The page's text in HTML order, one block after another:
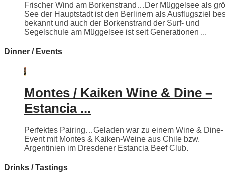
Frischer Wind am Borkenstrand…Der Müggelsee als
See der Hauptstadt ist den Berlinern als Ausflugsziel
bekannt und auch der Borkenstrand der Surf- und
Segelschule am Müggelsee ist seit Generationen ...
Dinner / Events
Montes / Kaiken Wine & Dine –
Estancia ...
Perfektes Pairing…Geladen war zu einem Wine & Dine-
Event mit Montes & Kaiken-Weine aus Chile bzw.
Argentinien im Dresdener Estancia Beef Club.
Drinks / Tastings